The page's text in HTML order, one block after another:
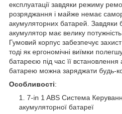
експлуатації завдяки режиму
розряджання і майже немає
акумуляторних батарей. Завдяки
акумулятор має велику
Гумовий корпус забезпечує
тоді як ергономічні виїмки
батареєю під час її
батарею можна заряджати будь-
Особливості:
7-in 1 ABS Система
акумуляторної батареї